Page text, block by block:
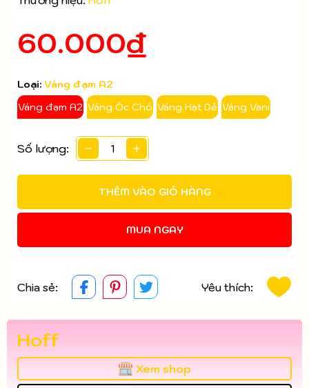
60.000₫
Loại: Váng đạm A2
Váng đạm A2 Váng Óc Chó Váng Hạt Dẻ Váng Vani
Số lượng:
THÊM VÀO GIỎ HÀNG
MUA NGAY
Mã giảm giá:
Ngày hết hạn:
Điều kiện:
Chia sẻ: Yêu thích:
Hoff
Xem shop